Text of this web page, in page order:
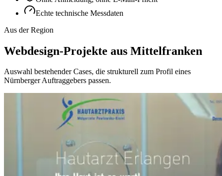
Echte technische Messdaten
Aus der Region
Webdesign-Projekte aus Mittelfranken
Auswahl bestehender Cases, die strukturell zum Profil eines
Nürnberger Auftraggebers passen.